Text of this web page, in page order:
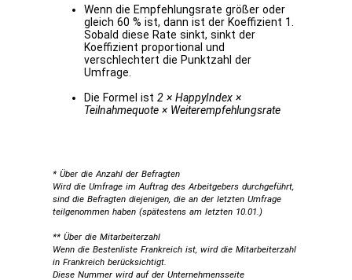
Wenn die Empfehlungsrate größer oder
gleich 60 % ist, dann ist der Koeffizient 1.
Sobald diese Rate sinkt, sinkt der
Koeffizient proportional und
verschlechtert die Punktzahl der
Umfrage.
Die Formel ist2 × HappyIndex ×
Teilnahmequote × Weiterempfehlungsrate
* Über die Anzahl der Befragten
Wird die Umfrage im Auftrag des Arbeitgebers durchgeführt,
sind die Befragten diejenigen, die an der letzten Umfrage
teilgenommen haben (spätestens am letzten 10.01.)
** Über die Mitarbeiterzahl
Wenn die Bestenliste Frankreich ist, wird die Mitarbeiterzahl
in Frankreich berücksichtigt.
Diese Nummer wird auf der Unternehmensseite